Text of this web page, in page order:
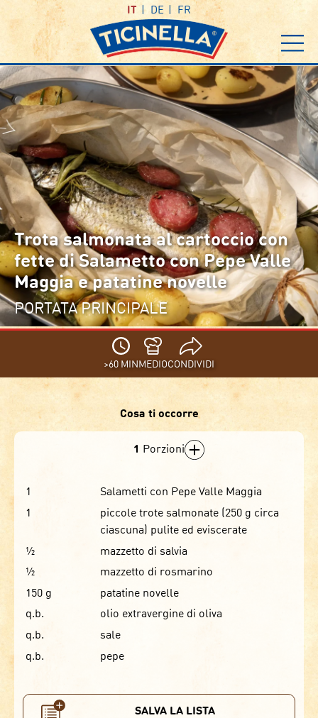
IT DE FR
Trota salmonata al cartoccio con
fette di Salametto con Pepe Valle
Maggia e patatine novelle
PORTATA PRINCIPALE
>60 MIN MEDIOCONDIVIDI
Cosa ti occorre
1 Porzioni
1
Salametti con Pepe Valle Maggia
1
piccole trote salmonate (250 g circa
ciascuna) pulite ed eviscerate
½
mazzetto di salvia
½
mazzetto di rosmarino
150 g
patatine novelle
q.b.
olio extravergine di oliva
q.b.
sale
q.b.
pepe
SALVA LA LISTA